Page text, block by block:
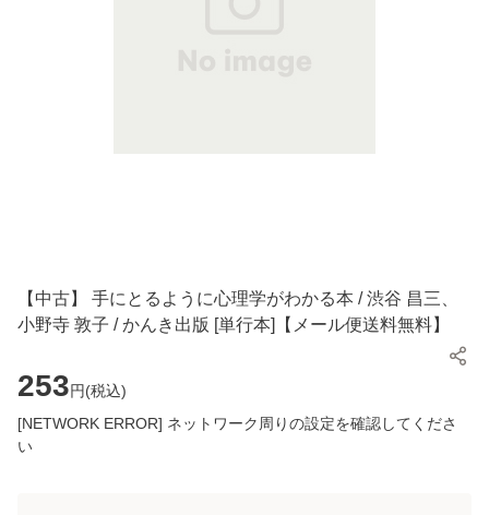
【中古】 手にとるように心理学がわかる本 / 渋谷 昌三、
小野寺 敦子 / かんき出版 [単行本]【メール便送料無料】
253円(税込)
[NETWORK ERROR] ネットワーク周りの設定を確認してくださ
い